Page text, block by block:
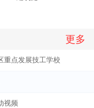
更多
重点发展技工学校
视频